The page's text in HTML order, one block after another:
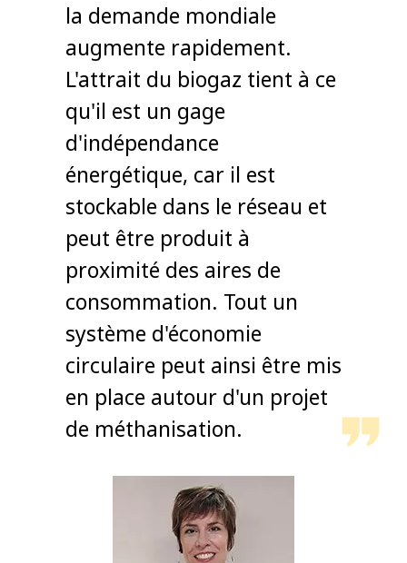
la demande mondiale
augmente rapidement.
L'attrait du biogaz tient à ce
qu'il est un gage
d'indépendance
énergétique, car il est
stockable dans le réseau et
peut être produit à
proximité des aires de
consommation. Tout un
système d'économie
circulaire peut ainsi être mis
en place autour d'un projet
de méthanisation.